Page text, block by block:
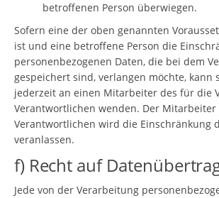
betroffenen Person überwiegen.
Sofern eine der oben genannten
ist und eine betroffene Person die
personenbezogenen Daten, die bei dem
gespeichert sind, verlangen möchte, kann
jederzeit an einen Mitarbeiter des für die
Verantwortlichen wenden. Der Mitarbeiter
Verantwortlichen wird die Einschränkung
veranlassen.
f) Recht auf
Jede von der Verarbeitung